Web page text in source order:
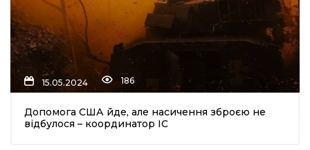
15.05.2024 186
Допомога США йде, але насичення зброєю не
відбулося – координатор ІС